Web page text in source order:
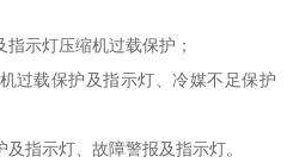
示灯压缩机过载保护；
过载保护及指示灯、冷媒不足保护
指示灯、故障警报及指示灯。